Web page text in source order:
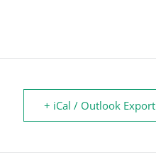
+ iCal / Outlook Export